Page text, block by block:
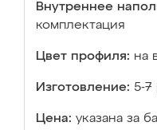
Внутреннее
комплектация
Цвет профиля: на
Изготовление: 5-7
Цена: указана за